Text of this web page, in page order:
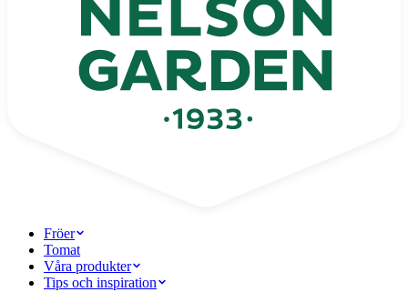
Fröer
Tomat
Våra produkter
Tips och inspiration